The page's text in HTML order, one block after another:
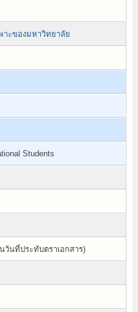
าะของมหาวิทยาลัย
Students
วันที่ประทับตราเอกสาร)